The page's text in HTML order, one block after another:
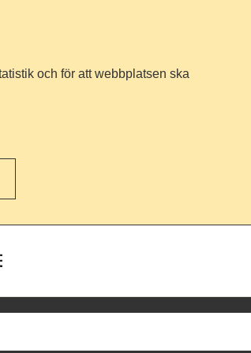
och för att webbplatsen ska